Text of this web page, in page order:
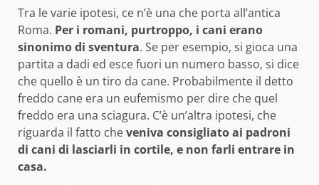
Tra le varie ipotesi, ce n’è una che porta all’antica
Roma. Per i romani, purtroppo, i cani erano
sinonimo di sventura. Se per esempio, si gioca una
partita a dadi ed esce fuori un numero basso, si dice
che quello è un tiro da cane. Probabilmente il detto
freddo cane era un eufemismo per dire che quel
freddo era una sciagura. C’è un’altra ipotesi, che
riguarda il fatto cheveniva consigliato ai padroni
di cani di lasciarli in cortile, e non farli entrare in
casa.